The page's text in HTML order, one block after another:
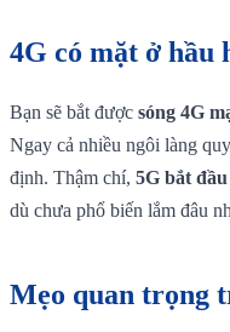
4G có mặt ở hầu
Bạn sẽ bắt được sóng 4G
Ngay cả nhiều ngôi làng
định. Thậm chí, 5G bắt
dù chưa phổ biến lắm đâu
Mẹo quan trọng